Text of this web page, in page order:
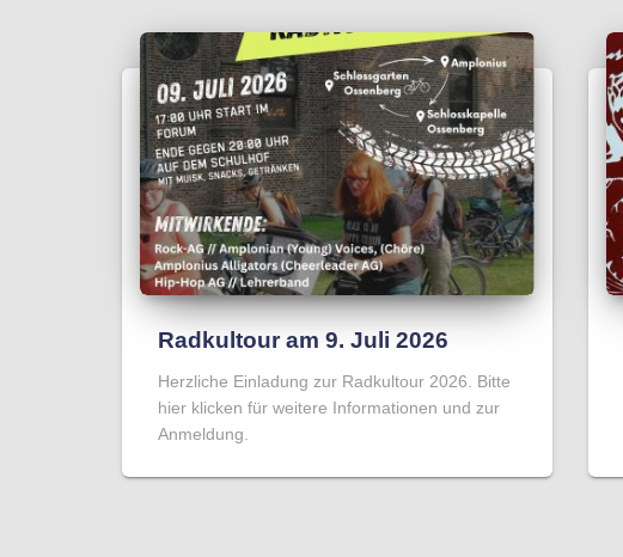
Radkultour am 9. Juli 2026
Herzliche Einladung zur Radkultour 2026. Bitte
hier klicken für weitere Informationen und zur
Anmeldung.